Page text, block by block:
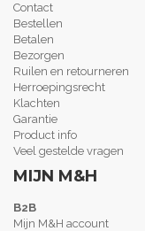
Contact
Bestellen
Betalen
Bezorgen
Ruilen en retourneren
Herroepingsrecht
Klachten
Garantie
Product info
Veel gestelde vragen
MIJN M&H
B2B
Mijn M&H account